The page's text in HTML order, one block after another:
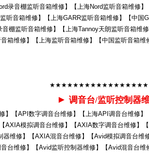
录音棚监听音箱维修】【上海Nord监听音箱维修
听音箱维修】【上海GARR监听音箱维修】【中国
音棚监听音箱维修】【上海Tannoy天朗监听音箱维
箱维修】【上海监听音箱维修】【中国监听音箱维
► 调音台/监听控制器
】【API数字调音台维修】【上海API调音台维修
AXIA模拟调音台维修】【AXIA数字调音台维修】
器维修】【AXIA混音台维修】【Avid模拟调音台维
台维修】【Avid监听控制器维修】【Avid混音台